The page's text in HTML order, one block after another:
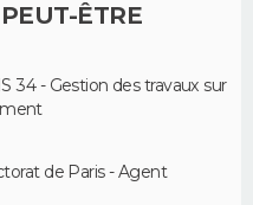
ÊTRE
34 - Gestion des travaux sur
de Paris - Agent